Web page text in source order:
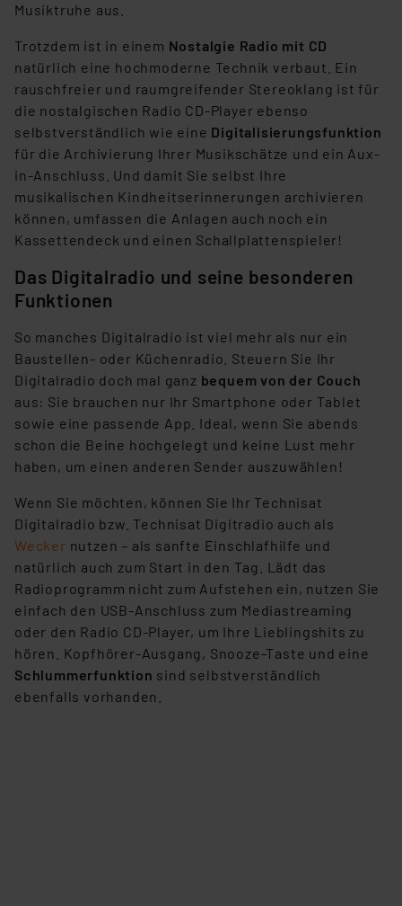
Musiktruhe aus.
Trotzdem ist in einem Nostalgie Radio mit CD
natürlich eine hochmoderne Technik verbaut. Ein
rauschfreier und raumgreifender Stereoklang ist für
die nostalgischen Radio CD-Player ebenso
selbstverständlich wie eine Digitalisierungsfunktion
für die Archivierung Ihrer Musikschätze und ein Aux-
in-Anschluss. Und damit Sie selbst Ihre
musikalischen Kindheitserinnerungen archivieren
können, umfassen die Anlagen auch noch ein
Kassettendeck und einen Schallplattenspieler!
Das Digitalradio und seine besonderen
Funktionen
So manches Digitalradio ist viel mehr als nur ein
Baustellen- oder Küchenradio. Steuern Sie Ihr
Digitalradio doch mal ganz bequem von der Couch
aus: Sie brauchen nur Ihr Smartphone oder Tablet
sowie eine passende App. Ideal, wenn Sie abends
schon die Beine hochgelegt und keine Lust mehr
haben, um einen anderen Sender auszuwählen!
Wenn Sie möchten, können Sie Ihr Technisat
Digitalradio bzw. Technisat Digitradio auch als
Wecker nutzen – als sanfte Einschlafhilfe und
natürlich auch zum Start in den Tag. Lädt das
Radioprogramm nicht zum Aufstehen ein, nutzen Sie
einfach den USB-Anschluss zum Mediastreaming
oder den Radio CD-Player, um Ihre Lieblingshits zu
hören. Kopfhörer-Ausgang, Snooze-Taste und eine
Schlummerfunktion sind selbstverständlich
ebenfalls vorhanden.